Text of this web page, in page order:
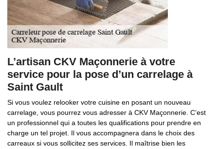
L’artisan CKV Maçonnerie à votre
service pour la pose d’un carrelage à
Saint Gault
Si vous voulez relooker votre cuisine en posant un nouveau
carrelage, vous pourrez vous adresser à CKV Maçonnerie. C’est
un professionnel qui a toutes les qualifications pour prendre en
charge un tel projet. Il vous accompagnera dans le choix des
carreaux si vous sollicitez ses services. Il maîtrise bien les